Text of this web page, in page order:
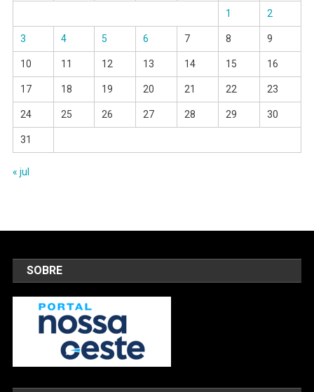
1 2
3 4 5 6 7 8 9
10 11 12 13 14 15 16
17 18 19 20 21 22 23
24 25 26 27 28 29 30
31
« jul
SOBRE